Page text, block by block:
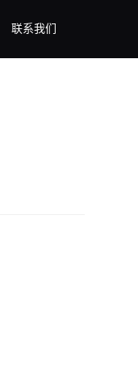
联系我们